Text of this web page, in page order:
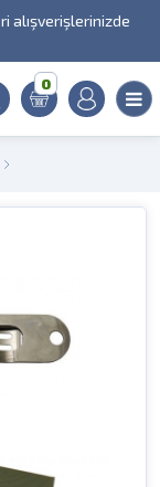
alışverişlerinizde
0